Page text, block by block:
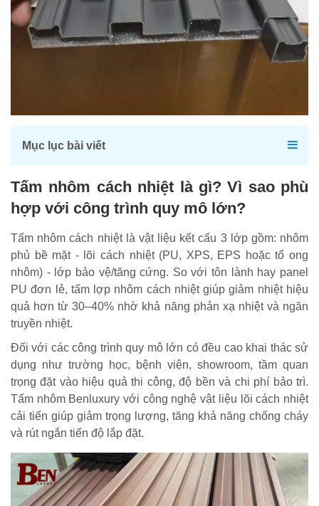
Mục lục bài viết
Tấm nhôm cách nhiệt là gì? Vì sao phù
hợp với công trình quy mô lớn?
Tấm nhôm cách nhiệt là vật liệu kết cấu 3 lớp gồm: nhôm
phủ bề mặt - lõi cách nhiệt (PU, XPS, EPS hoặc tổ ong
nhôm) - lớp bảo vệ/tăng cứng. So với tôn lành hay panel
PU đơn lẻ, tấm lợp nhôm cách nhiệt giúp giảm nhiệt hiệu
quả hơn từ 30–40% nhờ khả năng phản xạ nhiệt và ngăn
truyền nhiệt.
Đối với các công trình quy mô lớn có đều cao khai thác sử
dụng như trường học, bệnh viện, showroom, tầm quan
trọng đặt vào hiệu quả thi công, độ bền và chi phí bảo trì.
Tấm nhôm Benluxury với công nghệ vật liệu lõi cách nhiệt
cải tiến giúp giảm trọng lượng, tăng khả năng chống cháy
và rút ngắn tiến độ lắp đặt.